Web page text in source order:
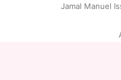
Jamal Manuel